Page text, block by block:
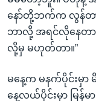
နော်တို့ဘက်က လွန်တာ
ဘာလို့ အရင်လိုနေတာ
လို့မှ မဟုတ်တာ။”
မနေ့က မနက်ပိုင်းမှာ
နေ့လယ်ပိုင်းမှာ မြန်မ